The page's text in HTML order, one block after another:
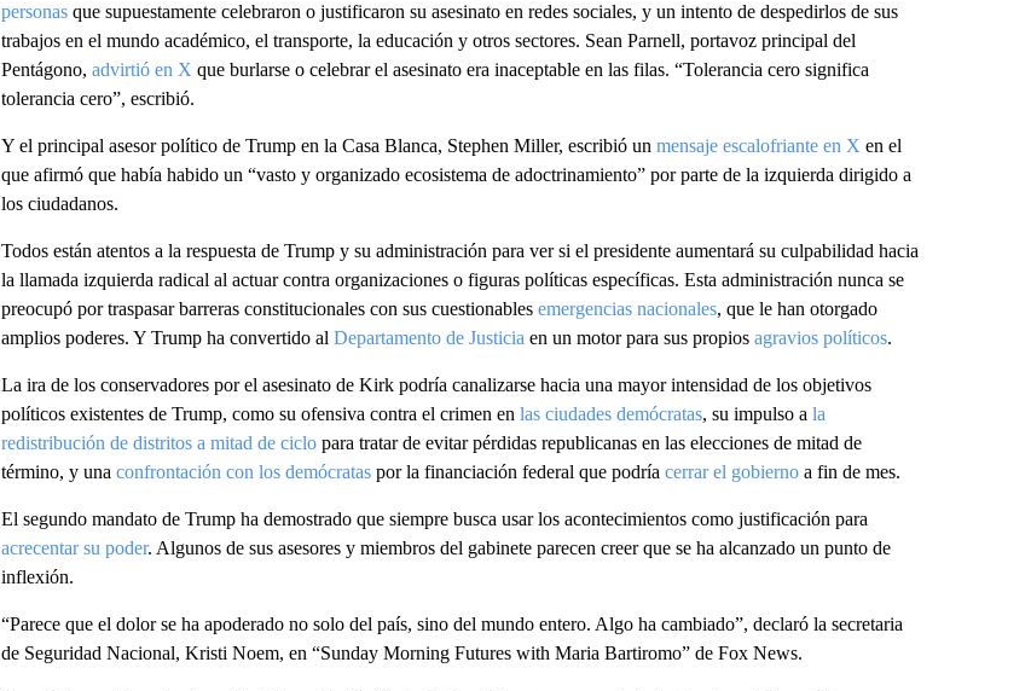
personasque supuestamente celebraron o justificaron su asesinato en redes sociales, y un intento de despedirlos de sus
trabajos en el mundo académico, el transporte, la educación y otros sectores. Sean Parnell, portavoz principal del
Pentágono, advirtió en X que burlarse o celebrar el asesinato era inaceptable en las filas. “Tolerancia cero significa
tolerancia cero”, escribió.
Y el principal asesor político de Trump en la Casa Blanca, Stephen Miller, escribió un mensaje escalofriante en X en el
que afirmó que había habido un “vasto y organizado ecosistema de adoctrinamiento” por parte de la izquierda dirigido a
los ciudadanos.
Todos están atentos a la respuesta de Trump y su administración para ver si el presidente aumentará su culpabilidad hacia
la llamada izquierda radical al actuar contra organizaciones o figuras políticas específicas. Esta administración nunca se
preocupó por traspasar barreras constitucionales con sus cuestionables emergencias nacionales, que le han otorgado
amplios poderes. Y Trump ha convertido al Departamento de Justicia en un motor para sus propios agravios políticos.
La ira de los conservadores por el asesinato de Kirk podría canalizarse hacia una mayor intensidad de los objetivos
políticos existentes de Trump, como su ofensiva contra el crimen en las ciudades demócratas, su impulso a la
redistribución de distritos a mitad de ciclopara tratar de evitar pérdidas republicanas en las elecciones de mitad de
término, y una confrontación con los demócrataspor la financiación federal que podría cerrar el gobiernoa fin de mes.
El segundo mandato de Trump ha demostrado que siempre busca usar los acontecimientos como justificación para
acrecentar su poder. Algunos de sus asesores y miembros del gabinete parecen creer que se ha alcanzado un punto de
inflexión.
“Parece que el dolor se ha apoderado no solo del país, sino del mundo entero. Algo ha cambiado”, declaró la secretaria
de Seguridad Nacional, Kristi Noem, en “Sunday Morning Futures with Maria Bartiromo” de Fox News.